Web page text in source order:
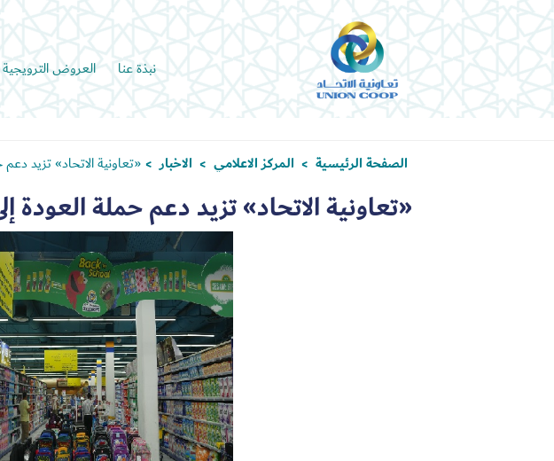
نبذة عنا العروض الترويجية
الصفحة الرئيسية > المركز الاعلامي > الاخبار > «تعاونية الاتحاد» تزيد دعم
«تعاونية الاتحاد» تزيد دعم حملة العودة إلى